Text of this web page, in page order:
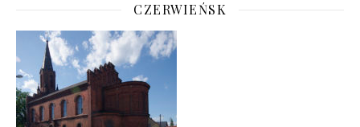
CZERWIEŃSK